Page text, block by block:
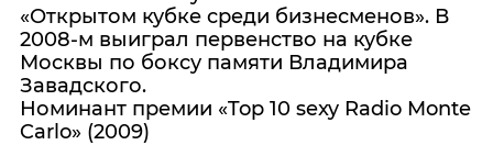
«Открытом кубке среди бизнесменов». В
2008-м выиграл первенство на кубке
Москвы по боксу памяти Владимира
Завадского.
Номинант премии «Top 10 sexy Radio Monte
Carlo» (2009)